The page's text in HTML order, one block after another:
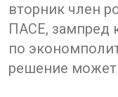
вторник член
ПАСЕ, зампред
по
решение